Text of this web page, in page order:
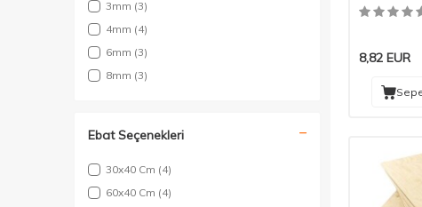
3mm (3)
4mm (4)
6mm (3)
8mm (3)
Ebat Seçenekleri
30x40 Cm (4)
60x40 Cm (4)
8,82 EUR